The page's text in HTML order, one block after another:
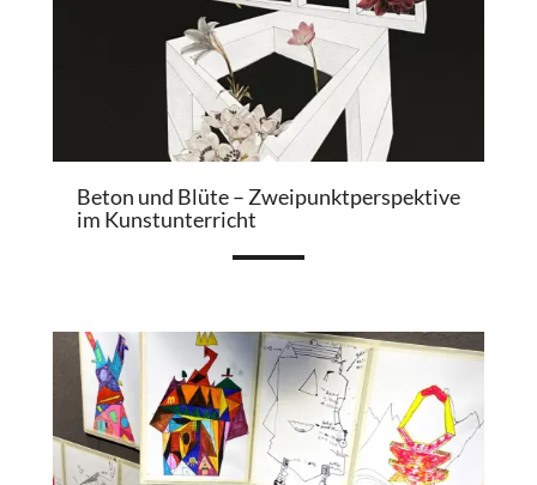
Beton und Blüte – Zweipunktperspektive
im Kunstunterricht